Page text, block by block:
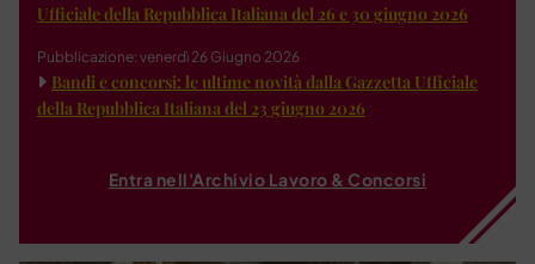
Ufficiale della Repubblica Italiana del 26 e 30 giugno 2026
Pubblicazione: venerdì 26 Giugno 2026
Bandi e concorsi: le ultime novità dalla Gazzetta Ufficiale
della Repubblica Italiana del 23 giugno 2026
Entra nell'Archivio Lavoro & Concorsi